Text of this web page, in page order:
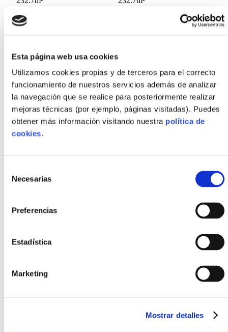
Esta página web usa cookies
Utilizamos cookies propias y de terceros para el correcto
funcionamiento de nuestros servicios además de analizar
la navegación que se realice para posteriormente realizar
mejoras técnicas (por ejemplo, páginas visitadas). Puedes
obtener más información visitando nuestra política de
cookies.
Necesarias
Preferencias
Estadística
Marketing
Mostrar detalles
Superficie porches
* El precio del modelo corresponde únicamente a la
vivienda sobre rasante. La piscina y el mobiliario no están
incluidos.
** El coste de la obra gris (cimentación, acometidas,
saneamiento) se presupuesta de forma independiente y se
ajustará según el estudio topográfico y geotécnico específico
de la parcela.
Acabados interiores